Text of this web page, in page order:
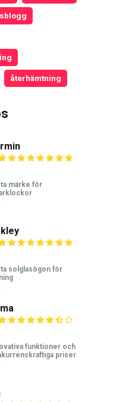
återhämtning
märke för
solglasögon för
funktioner och
priser